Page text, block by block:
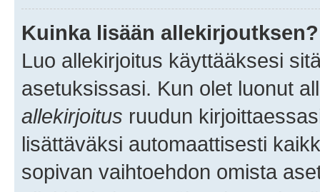
Kuinka lisään allekirjoutksen?
Luo allekirjoitus käyttääksesi
asetuksissasi. Kun olet luonut
allekirjoitus ruudun
lisättäväksi automaattisesti
sopivan vaihtoehdon omista